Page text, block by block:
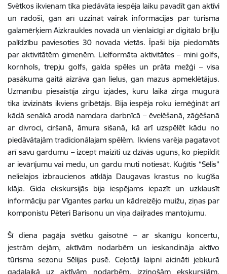
Svētkos ikvienam tika piedāvāta iespēja laiku pavadīt gan aktīvi
un radoši, gan arī uzzināt vairāk informācijas par tūrisma
galamērķiem Aizkraukles novadā un vienlaicīgi ar digitālo briļļu
palīdzību paviesoties 30 novada vietās. Īpaši bija piedomāts
par aktivitātēm ģimenēm. Lielformāta aktivitātes – mini golfs,
kornhols, trepju golfs, galda spēles un prāta mežģi – visa
pasākuma gaitā aizrāva gan lielus, gan mazus apmeklētājus.
Uzmanību piesaistīja zirgu izjādes, kuru laikā zirga mugurā
tika izvizināts ikviens gribētājs. Bija iespēja roku iemēģināt arī
kādā senākā arodā namdara darbnīcā – ēvelēšanā, zāģēšanā
ar divroci, ciršanā, āmura sišanā, kā arī uzspēlēt kādu no
piedāvātajām tradicionālajam spēlēm. Ikviens varēja pagatavot
arī savu gardumu – izcept maizīti uz dzīvās uguns, ko piepildīt
ar ievārījumu vai medu, un gardu muti notiesāt. Kuģītis “Sēlis”
nelielajos izbraucienos atklāja Daugavas krastus no kuģīša
klāja. Gida ekskursijās bija iespējams iepazīt un uzklausīt
informāciju par Vīgantes parku un kādreizējo muižu, ziņas par
komponistu Pēteri Barisonu un viņa daiļrades mantojumu.
Šī diena pagāja svētku gaisotnē – ar skanīgu koncertu,
jestrām dejām, aktīvām nodarbēm un ieskandināja aktīvo
tūrisma sezonu Sēlijas pusē. Ceļotāji laipni aicināti jebkurā
gadalaikā uz aktīvām nodarbēm, izzinošām ekskursijām,